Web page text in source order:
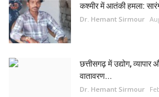
कश्मीर में आतंकी हमला:
Dr. Hemant Sirmour
छत्तीसगढ़ में उद्योग, व्यापार
वातावरण...
Dr. Hemant Sirmour